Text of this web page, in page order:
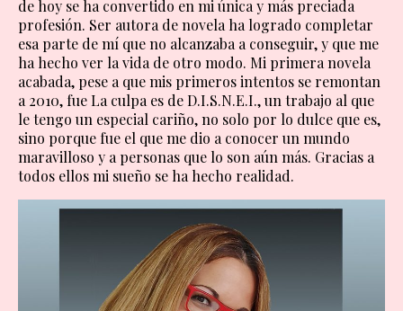
de hoy se ha convertido en mi única y más preciada
profesión. Ser autora de novela ha logrado completar
esa parte de mí que no alcanzaba a conseguir, y que me
ha hecho ver la vida de otro modo. Mi primera novela
acabada, pese a que mis primeros intentos se remontan
a 2010, fue La culpa es de D.I.S.N.E.I., un trabajo al que
le tengo un especial cariño, no solo por lo dulce que es,
sino porque fue el que me dio a conocer un mundo
maravilloso y a personas que lo son aún más. Gracias a
todos ellos mi sueño se ha hecho realidad.